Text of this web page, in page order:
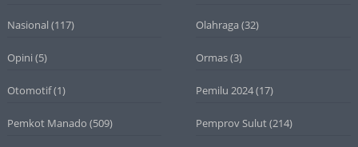
Nasional (117) Olahraga (32)
Opini (5) Ormas(3)
Otomotif(1) Pemilu 2024(17)
Pemkot Manado (509) Pemprov Sulut(214)